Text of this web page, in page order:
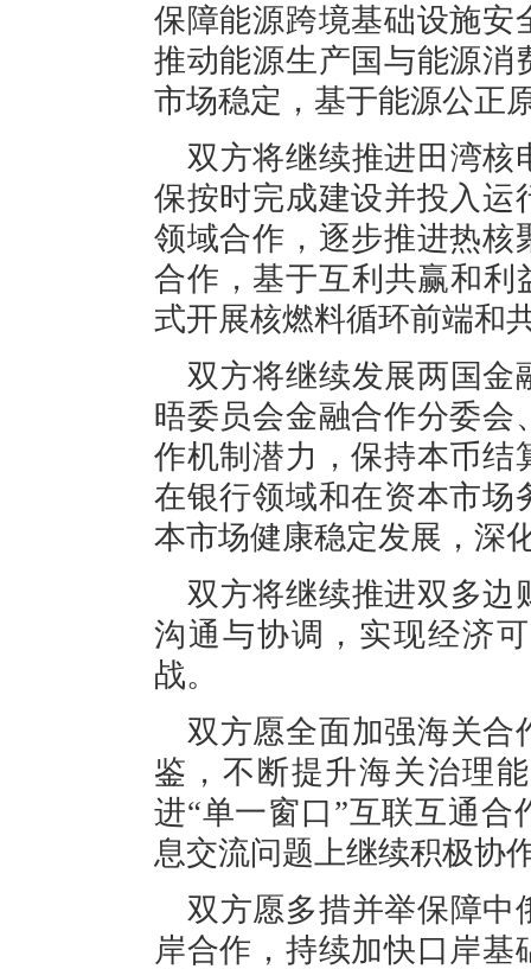
保障能源跨境基础设施安
推动能源生产国与能源消
市场稳定，基于能源公正
双方将继续推进田湾核
保按时完成建设并投入运
领域合作，逐步推进热核
合作，基于互利共赢和利
式开展核燃料循环前端和
双方将继续发展两国金
晤委员会金融合作分委会
作机制潜力，保持本币结
在银行领域和在资本市场
本市场健康稳定发展，深
双方将继续推进双多边
沟通与协调，实现经济
战。
双方愿全面加强海关合
鉴，不断提升海关治理
进“单一窗口”互联互通
息交流问题上继续积极协
双方愿多措并举保障中
岸合作，持续加快口岸